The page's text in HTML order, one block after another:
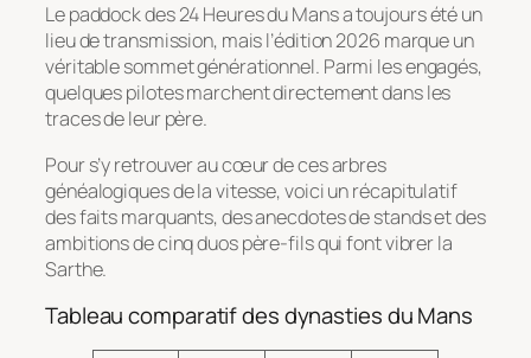
Le paddock des 24 Heures du Mans a toujours été un
lieu de transmission, mais l’édition 2026 marque un
véritable sommet générationnel. Parmi les engagés,
quelques pilotes marchent directement dans les
traces de leur père.
Pour s’y retrouver au cœur de ces arbres
généalogiques de la vitesse, voici un récapitulatif
des faits marquants, des anecdotes de stands et des
ambitions de cinq duos père-fils qui font vibrer la
Sarthe.
Tableau comparatif des dynasties du Mans